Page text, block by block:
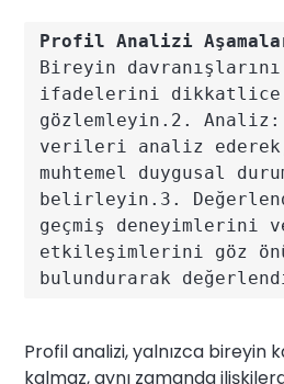
Profil Analizi
Bireyin
ifadelerini dikkatlice
gözlemleyin.2.
verileri analiz
muhtemel duygusal
belirleyin.3.
geçmiş deneyimlerini
etkileşimlerini göz
bulundurarak
Profil analizi, yalnızca bireyin
kalmaz, aynı zamanda